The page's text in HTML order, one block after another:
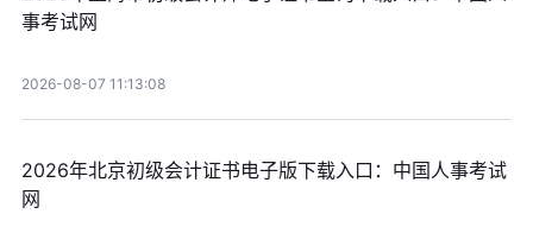
事考试网
2026-08-07 11:13:08
2026年北京初级会计证书电子版下载入口：中国人事考试
网